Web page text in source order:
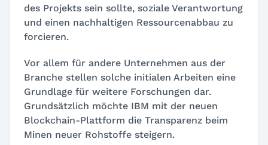
des Projekts sein sollte, soziale Verantwortung
und einen nachhaltigen Ressourcenabbau zu
forcieren.
Vor allem für andere Unternehmen aus der
Branche stellen solche initialen Arbeiten eine
Grundlage für weitere Forschungen dar.
Grundsätzlich möchte IBM mit der neuen
Blockchain-Plattform die Transparenz beim
Minen neuer Rohstoffe steigern.